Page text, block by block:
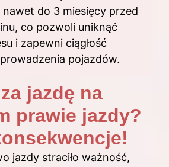
do 3 miesięcy przed
co pozwoli uniknąć
i zapewni ciągłość
pojazdów.
jazdę na
prawie jazdy?
jazdy straciło ważność,